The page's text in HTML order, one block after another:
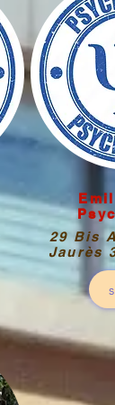
29 Bis
Jaurès